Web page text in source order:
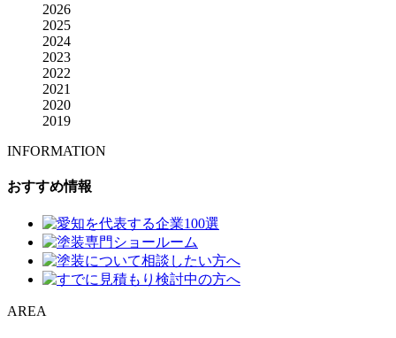
2026
2025
2024
2023
2022
2021
2020
2019
INFORMATION
おすすめ情報
AREA